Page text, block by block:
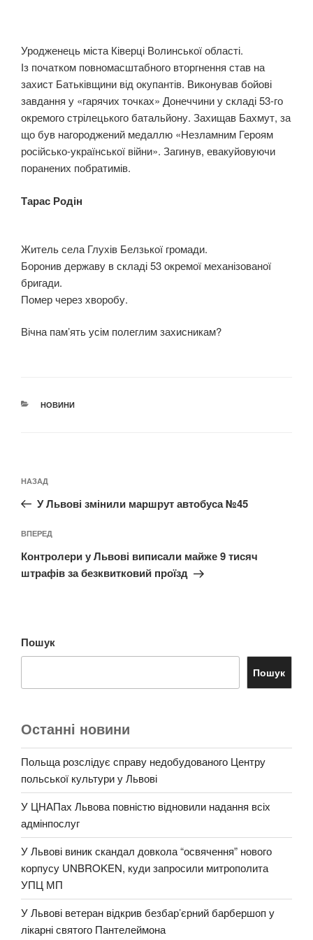
Уродженець міста Ківерці Волинської області.
Із початком повномасштабного вторгнення став на
захист Батьківщини від окупантів. Виконував бойові
завдання у «гарячих точках» Донеччини у складі 53-го
окремого стрілецького батальйону. Захищав Бахмут, за
що був нагороджений медаллю «Незламним Героям
російсько-української війни». Загинув, евакуйовуючи
поранених побратимів.
Тарас Родін
Житель села Глухів Белзької громади.
Боронив державу в складі 53 окремої механізованої
бригади.
Помер через хворобу.
Вічна памʼять усім полеглим захисникам?
КАТЕГОРІЇ
НОВИНИ
записів
Попередній
запис:
НАЗАД
У Львові змінили маршрут автобуса №45
Наступний
запис
ВПЕРЕД
Контролери у Львові виписали майже 9 тисяч
штрафів за безквитковий проїзд
Пошук
Пошук
Останні новини
Польща розслідує справу недобудованого Центру
польської культури у Львові
У ЦНАПах Львова повністю відновили надання всіх
адмінпослуг
У Львові виник скандал довкола “освячення” нового
корпусу UNBROKEN, куди запросили митрополита
УПЦ МП
У Львові ветеран відкрив безбар’єрний барбершоп у
лікарні святого Пантелеймона